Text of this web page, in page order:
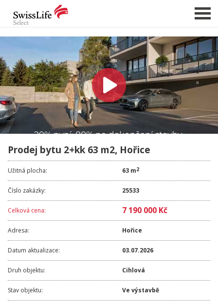
NABÍDKA NEMOVITOSTÍ
CHCI PRODAT / PRONAJMOUT
HLÍDAT NOVÉ NABÍDKY
CHCI OCENIT NEMOVITOST
O NÁS
REFERENCE
SLUŽBY
KARIÉRA
FINANCOVÁNÍ / HYPOTÉKA
Prodej bytu 2+kk 63 m2, Hořice
Užitná plocha: 63 m2
Číslo zakázky: 25533
Celková cena: 7 190 000 Kč
Adresa: Hořice
Datum aktualizace: 03.07.2026
Druh objektu: Cihlová
Stav objektu: Ve výstavbě